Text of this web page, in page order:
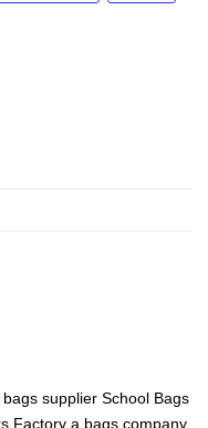
bags supplier School Bags
Factorya bags company